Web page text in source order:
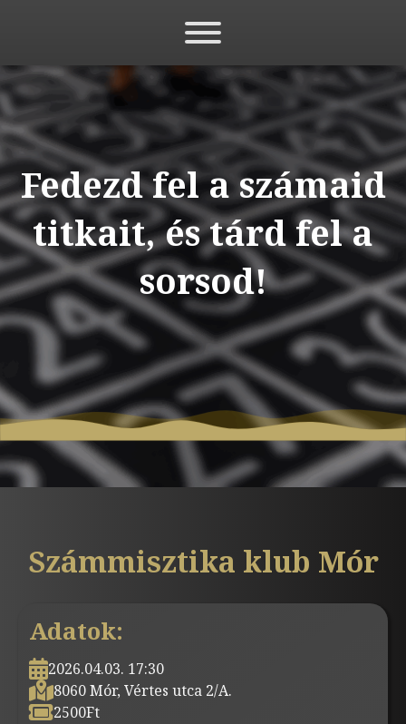
Fedezd fel a számaid
titkait, és tárd fel a
sorsod!
Számmisztika klub Mór
Adatok:
2026.04.03. 17:30
8060 Mór, Vértes utca 2/A.
2500Ft